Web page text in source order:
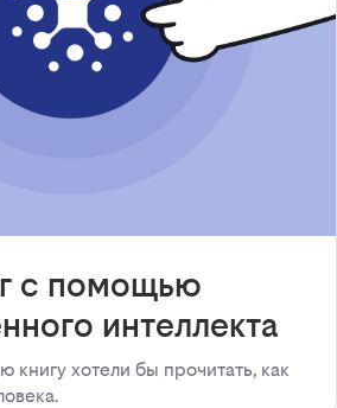
с помощью
интеллекта
книгу хотели бы прочитать, как